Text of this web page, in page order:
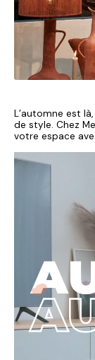
L’automne est
de style. Chez
votre espace